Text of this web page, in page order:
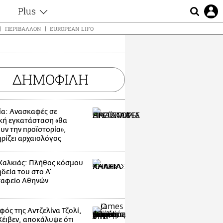
Plus
Θέματα
Videos
Αφιερώματα
Ζώδια
Εξομολογήσεις
Οι Αθηναίοι
Απώλειες
Lgbtqi+
ΠΕΡΙΒΆΛΛΟΝ EUROPEAN LIFO
ΔΗΜΟΦΙΛΗ
Ανασκαφές σε
εγκατάσταση «θα
την προϊστορία»,
αρχαιολόγος
Πλήθος κόσμου
του στο Α'
Αθηνών
της Αντζελίνα Τζολί,
αποκάλυψε ότι